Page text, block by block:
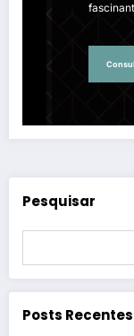
Pesquisar
Posts Recentes